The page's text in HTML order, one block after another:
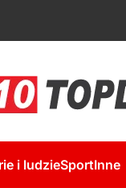
i ludzieSportInne